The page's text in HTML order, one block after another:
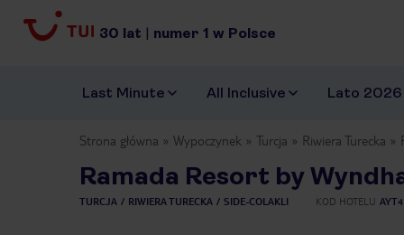
30 lat | numer 1 w Polsce
Last Minute All Inclusive Lato 2026
Strona główna Wypoczynek Turcja Riwiera Turecka
Ramada Resort by
TURCJA RIWIERA TURECKA SIDE-COLAKLI KOD HOTELU